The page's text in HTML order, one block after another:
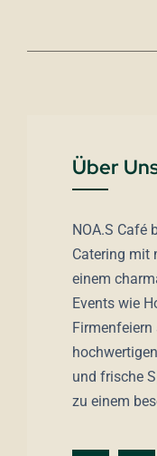
Über
NOA.S Café
Catering mit
einem
Events wie
und frische
zu einem